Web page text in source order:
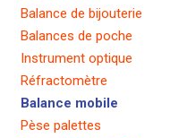
Balance de bijouterie
Balances de poche
Instrument optique
Réfractomètre
Balance mobile
Pèse palettes